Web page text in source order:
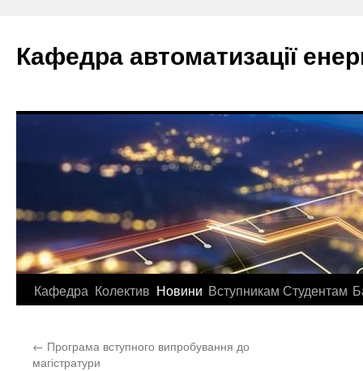
вмісту
Кафедра автоматизації
Кафедра Колектив Новини Вступникам Студентам
← Програма вступного випробування до
магістратури